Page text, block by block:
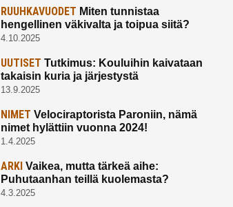
RUUHKAVUODET Miten tunnistaa
hengellinen väkivalta ja toipua siitä?
4.10.2025
UUTISET Tutkimus: Kouluihin kaivataan
takaisin kuria ja järjestystä
13.9.2025
NIMET Velociraptorista Paroniin, nämä
nimet hylättiin vuonna 2024!
1.4.2025
ARKI Vaikea, mutta tärkeä aihe:
Puhutaanhan teillä kuolemasta?
4.3.2025